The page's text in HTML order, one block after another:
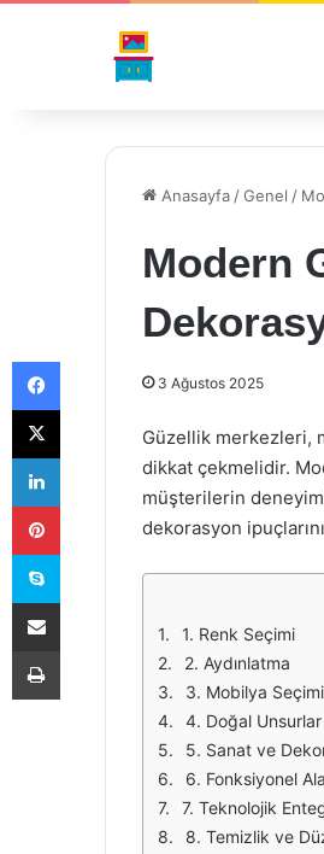
Anasayfa /Genel /
Modern
3 Ağustos 2025
Güzellik merkezleri,
dikkat çekmelidir.
müşterilerin
dekorasyon
1. Renk Seçimi
2. Aydınlatma
3. Mobilya Seçimi
4. Doğal Unsurlar
5. Sanat ve
6. Fonksiyonel
7. Teknolojik
8. Temizlik ve
Facebook
X
LinkedIn
Pinterest
Skype
E-Posta ile paylaş